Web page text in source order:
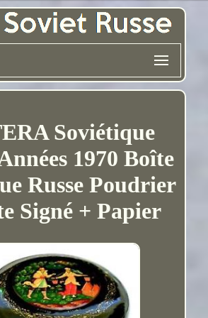
Soviétique
1970 Boîte
Russe Poudrier
Signé + Papier